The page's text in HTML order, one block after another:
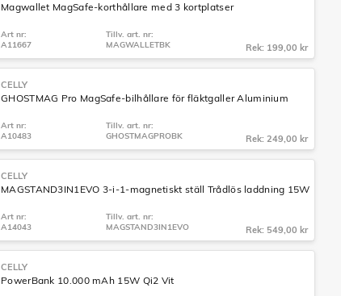
Magwallet MagSafe-korthållare med 3 kortplatser
Art nr:
A11667
Tillv. art. nr:
MAGWALLETBK
Rek: 199,00 kr
CELLY
GHOSTMAG Pro MagSafe-bilhållare för fläktgaller Aluminium
Art nr:
A10483
Tillv. art. nr:
GHOSTMAGPROBK
Rek: 249,00 kr
CELLY
MAGSTAND3IN1EVO 3-i-1-magnetiskt ställ Trådlös laddning 15W
Art nr:
A14043
Tillv. art. nr:
MAGSTAND3IN1EVO
Rek: 549,00 kr
CELLY
PowerBank 10.000 mAh 15W Qi2 Vit